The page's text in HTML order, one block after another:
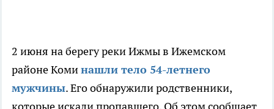
2 июня на берегу реки Ижмы в Ижемском
районе Коминашли тело 54-летнего
мужчины. Его обнаружили родственники,